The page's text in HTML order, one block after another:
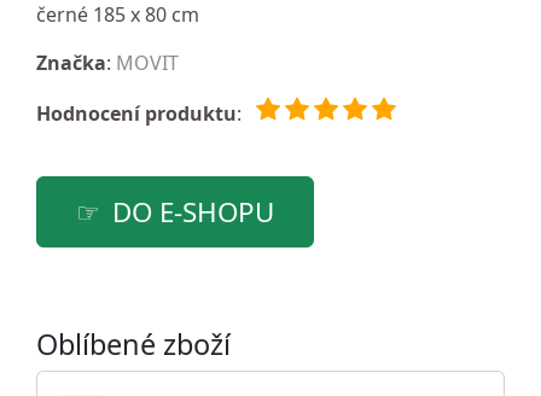
černé 185 x 80 cm
Značka: MOVIT
Hodnocení produktu:
DO E-SHOPU
Oblíbené zboží